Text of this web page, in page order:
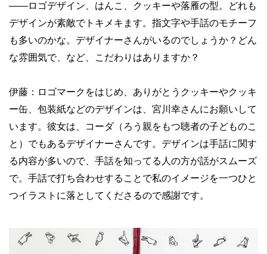
——ロゴデザイン、はんこ、クッキーや落雁の型。どれも
デザインが素敵でトキメキます。指文字や手話のモチーフ
も多いのかな。デザイナーさんがいるのでしょうか？どん
な雰囲気で、など、こだわりはありますか？
伊藤：ロゴマークをはじめ、ありがとうクッキーやクッキ
ー缶、包装紙などのデザインは、宮川幸さんにお願いして
います。彼女は、コーダ（ろう親をもつ聴者の子どものこ
と）でもあるデザイナーさんです。デザインは手話に関す
る内容が多いので、手話を知ってる人の方が話がスムーズ
で。手話で打ち合わせすることで私のイメージを一つひと
つイラストに落としてくださるので感謝です。